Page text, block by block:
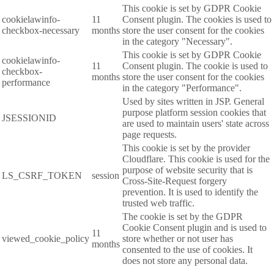
cookielawinfo-
checkbox-necessary
11
months
This cookie is set by GDPR Cookie
Consent plugin. The cookies is used to
store the user consent for the cookies
in the category "Necessary".
cookielawinfo-
checkbox-
performance
11
months
This cookie is set by GDPR Cookie
Consent plugin. The cookie is used to
store the user consent for the cookies
in the category "Performance".
JSESSIONID
Used by sites written in JSP. General
purpose platform session cookies that
are used to maintain users' state across
page requests.
LS_CSRF_TOKEN session
This cookie is set by the provider
Cloudflare. This cookie is used for the
purpose of website security that is
Cross-Site-Request forgery
prevention. It is used to identify the
trusted web traffic.
viewed_cookie_policy
11
months
The cookie is set by the GDPR
Cookie Consent plugin and is used to
store whether or not user has
consented to the use of cookies. It
does not store any personal data.